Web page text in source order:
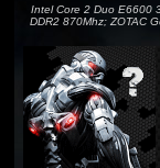
Intel Core 2 Duo E6600
DDR2 870Mhz; ZOTAC